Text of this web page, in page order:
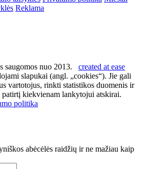
Reklama
saugomos nuo 2013. created at ease
slapukai (angl. „cookies“). Jie gali
vartotojus, rinkti statistikos duomenis ir
patirtį kiekvienam lankytojui atskirai.
politika
abėcėlės raidžių ir ne mažiau kaip